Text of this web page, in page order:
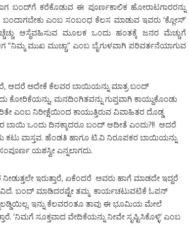
ಬಂದ್‌ಗೆ ಕರೆಕೊಡುವ ಈ ಪೂರ್ಣಕಾಲಿಕ ಹೋರಾಟಗಾರರನ್ನು
ಬಂದಾಗಬೇಕು ಎಂಬ ಸಂಬಂಧ ಕೆಲಸ ಮಾಡುವ ಇವರು ‘ಕ್ಲೋಸ್’
ಆಸ್ಥೆವಹಿಸುವ ಮೂಲಕ ಒಂದು ಹಂತಕ್ಕೆ ಜನರ ಮೆಚ್ಚುಗೆ
ಮುಖ ಮುಚ್ಚಾ” ಎಂಬ ಬೈಗುಳವಾಗಿ ಪರಿವರ್ತನೆಯಾಗುವ
ಆದರೆ ಅದೇಕೆ ಕೆಲವರ ಬಾಯಿಯನ್ನು ಮಾತ್ರ ಬಂದ್
ಕೋರಿಕೆಯನ್ನು, ಮನದಿಂಗಿತವನ್ನು ಗುಪ್ತವಾಗಿ ಕಾಯ್ದುಕೊಂಡು
ಎಂಬ ನಿರೀಕ್ಷೆಯಿಂದ ಕಾಯುತ್ತಿರುವ ವಿವಾಹಿತರ ದೊಡ್ಡ
ಬಾಯಿ ಒಂದು ದಿನಕ್ಕಾದರೂ ಬಂದ್ ಆದೀತೆ ಎಂದು?!! ಆದರೆ
ಕಟು ವಾಸ್ತವ. ಹೆಂಡತಿ ಹಾಗೂ ಟಿ.ವಿ ನಿರೂಪಕರ ಬಾಯಿಯನ್ನು
ಯಶಸ್ವೀ ಎನ್ನಲಾಗದು.
ಇರುತ್ತಾರೆ, ಏಕೆಂದರೆ ಅವರು ಹಾಗೆ ಮಾಡದೇ ಇದ್ದರೆ
ಬಂದ್ ಮಾಡಿದರಷ್ಟೇ ತಮ್ಮ ಕಾರ್ಯಚಟುವಟಿಕೆ ಓಪನ್
ಇನ್ನು ಕೆಲವರಂತೂ ತಾವು ಈ ಭೂಮಿಯ ಮೇಲೆ
ಸೂಕ್ತವಾದ ವೇದಿಕೆಯನ್ನು ನೀವೇ ಸೃಷ್ಟಿಸಿಕೊಳ್ಳಿ’ ಎಂಬ